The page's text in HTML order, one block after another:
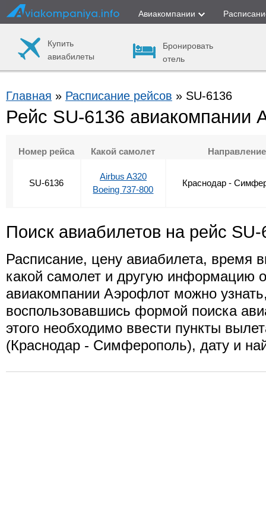
Авиакомпании
Купить
авиабилеты
Бронировать
отель
Главная » Расписание рейсов » SU-6136
Рейс SU-6136 авиакомпании
Номер рейса Какой самолет Направление
SU-6136
Airbus A320
Boeing 737-800
Краснодар -
Поиск авиабилетов на рейс SU-
Расписание, цену авиабилета, время
какой самолет и другую информацию
авиакомпании Аэрофлот можно
воспользовавшись формой поиска
этого необходимо ввести пункты
(Краснодар - Симферополь), дату и